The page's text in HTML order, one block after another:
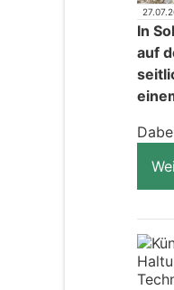
In
auf